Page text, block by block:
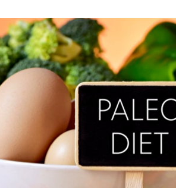
Стандарт
1800 ккал
2500 ккал
2300 ккал